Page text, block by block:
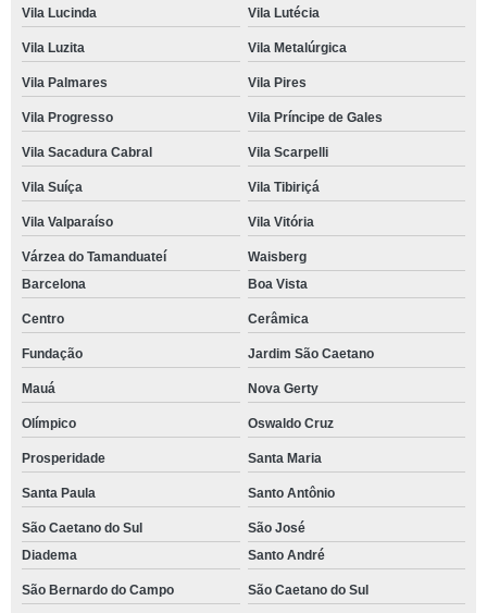
Vila Lucinda Vila Lutécia
Vila Luzita Vila Metalúrgica
Vila Palmares Vila Pires
Vila Progresso Vila Príncipe de Gales
Vila Sacadura Cabral Vila Scarpelli
Vila Suíça Vila Tibiriçá
Vila Valparaíso Vila Vitória
Várzea do Tamanduateí
Waisberg
Barcelona
Boa Vista
Centro Cerâmica
Fundação Jardim São Caetano
Mauá Nova Gerty
Olímpico Oswaldo Cruz
Prosperidade Santa Maria
Santa Paula Santo Antônio
São Caetano do Sul
São José
Diadema
Santo André
São Bernardo do Campo São Caetano do Sul